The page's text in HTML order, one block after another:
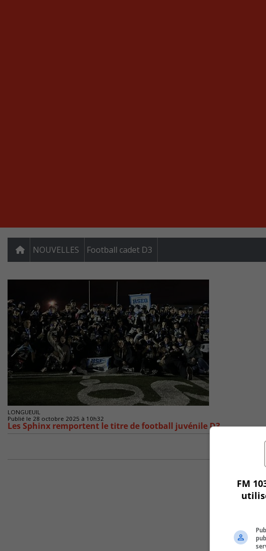
NOUVELLES Football cadet D3
LONGUEUIL
Publié le 28 octobre 2025 à 10h32
Les Sphinx remportent le titre de football juvénile D3
FM